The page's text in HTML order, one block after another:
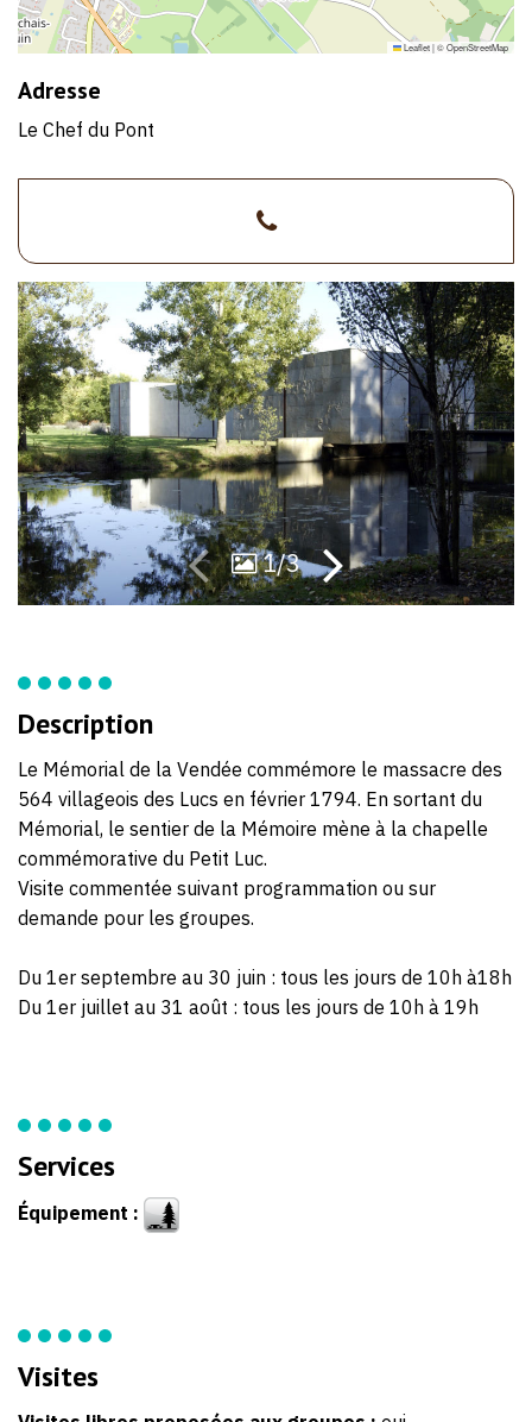
Leaflet|©OpenStreetMap
Adresse
Le Chef du Pont
>02
51
47
61
61
1/3
Description
Le Mémorial de la Vendée commémore le massacre des
564 villageois des Lucs en février 1794. En sortant du
Mémorial, le sentier de la Mémoire mène à la chapelle
commémorative du Petit Luc.
Visite commentée suivant programmation ou sur
demande pour les groupes.
Du 1er septembre au 30 juin : tous les jours de 10h à18h
Du 1er juillet au 31 août : tous les jours de 10h à 19h
Services
Équipement :
Visites